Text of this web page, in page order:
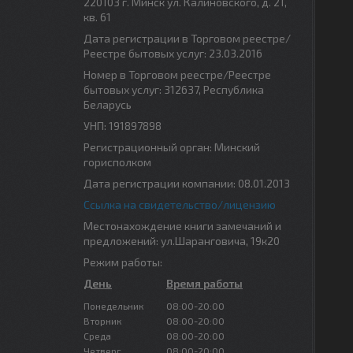
кв. 61
Дата регистрации в Торговом реестре/
Реестре бытовых услуг: 23.03.2016
Номер в Торговом реестре/Реестре
бытовых услуг: 312637, Республика
Беларусь
УНП: 191897898
Регистрационный орган: Минский
горисполком
Дата регистрации компании: 08.01.2013
Ссылка на свидетельство/лицензию
Местонахождение книги замечаний и
предложений: ул.Шаранговича, 19к20
Режим работы:
День
Время работы
Понедельник
08:00-20:00
Вторник
08:00-20:00
Среда
08:00-20:00
Четверг
08:00-20:00